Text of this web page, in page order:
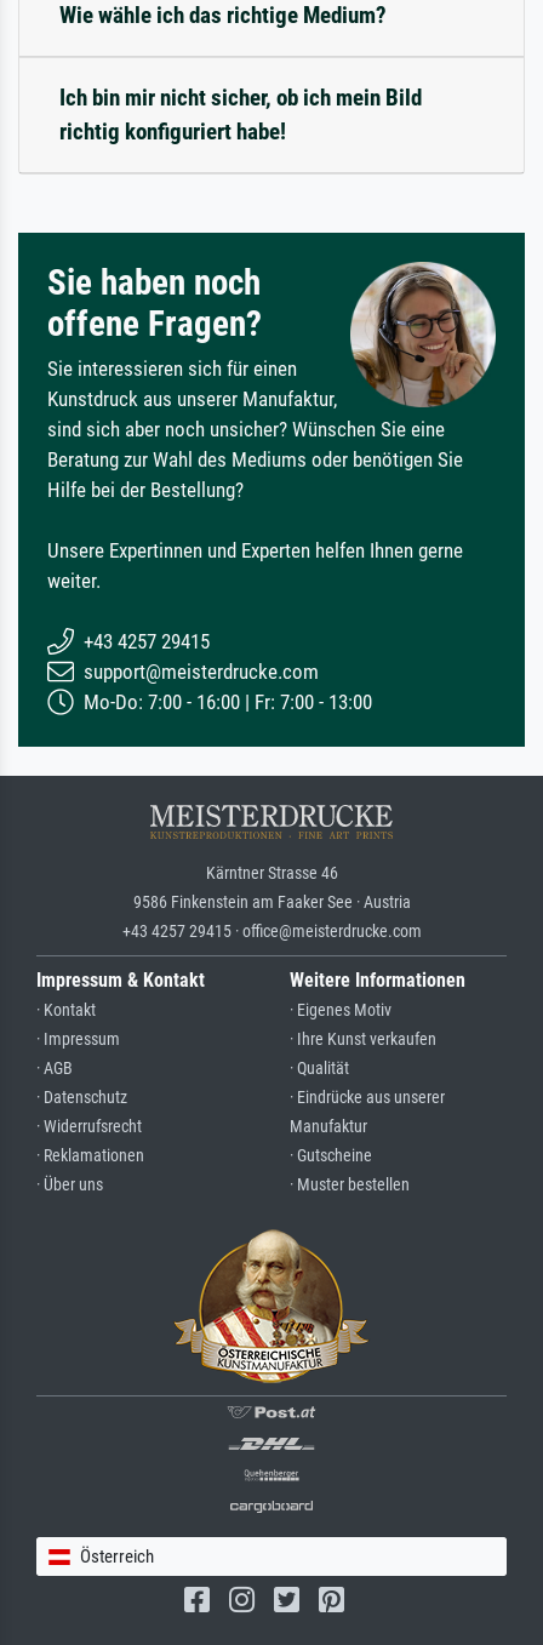
Wie wähle ich das richtige Medium?
Ich bin mir nicht sicher, ob ich mein Bild
richtig konfiguriert habe!
Sie haben noch
offene Fragen?
Sie interessieren sich für einen
Kunstdruck aus unserer Manufaktur,
sind sich aber noch unsicher? Wünschen Sie eine
Beratung zur Wahl des Mediums oder benötigen Sie
Hilfe bei der Bestellung?
Unsere Expertinnen und Experten helfen Ihnen gerne
weiter.
+43 4257 29415
support@meisterdrucke.com
Mo-Do: 7:00 - 16:00 | Fr: 7:00 - 13:00
Kärntner Strasse 46
9586 Finkenstein am Faaker See · Austria
+43 4257 29415 · office@meisterdrucke.com
Impressum & Kontakt
· Kontakt
· Impressum
· AGB
· Datenschutz
· Widerrufsrecht
· Reklamationen
· Über uns
Weitere Informationen
· Eigenes Motiv
· Ihre Kunst verkaufen
· Qualität
· Eindrücke aus unserer
Manufaktur
· Gutscheine
· Muster bestellen
Österreich